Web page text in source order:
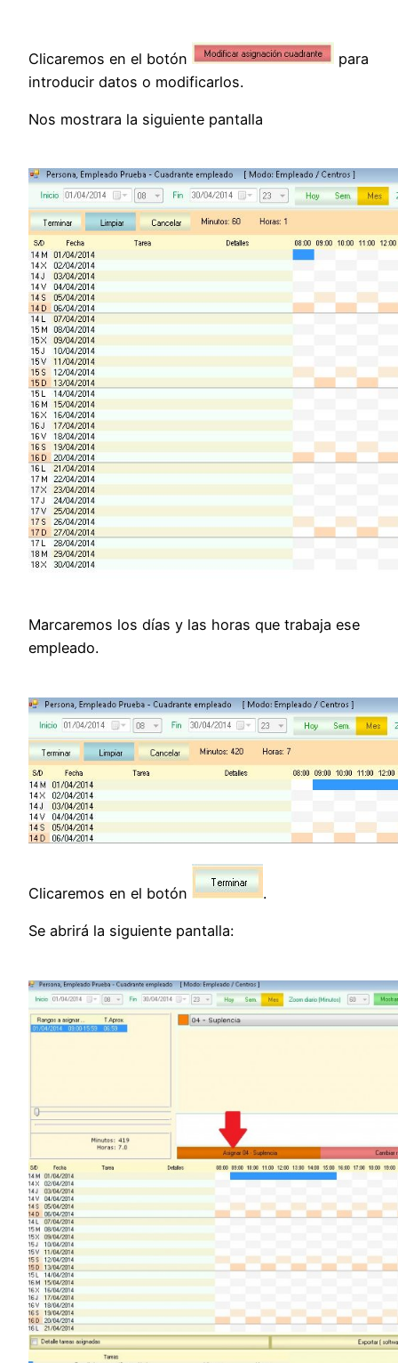
Clicaremos en el botón
para
introducir datos o modificarlos.
Nos mostrara la siguiente pantalla
Marcaremos los días y las horas que trabaja ese
empleado.
Clicaremos en el botón .
Se abrirá la siguiente pantalla: